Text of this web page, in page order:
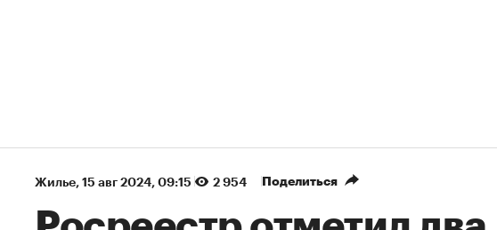
Жилье⁠, 15 авг 2024, 09:15 2 954 Поделиться